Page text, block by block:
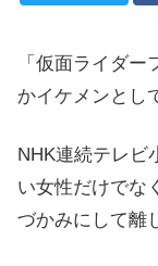
「仮面ライダ
かイケメンとし
NHK連続テレビ
い女性だけでな
づかみにして離